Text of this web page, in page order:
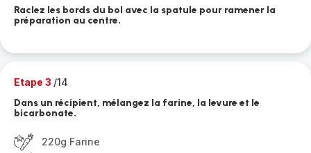
Raclez les bords du bol avec la spatule pour ramener la
préparation au centre.
Etape 3 /14
Dans un récipient, mélangez la farine, la levure et le
bicarbonate.
220g Farine